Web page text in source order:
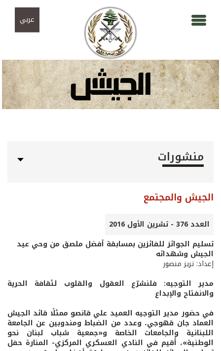
عربي
منشورات
الجيش والمجتمع
العدد 376 - تشرين الأول 2016
تسليم الجوائز للفائزين بمسابقة أفضل ملصق من وحي عيد
الجيش وشهدائه
إعداد: تريز منصور
مدير التوجيه: فلنشرّع العقول والقلوب لثقافة الحرية
والانفتاح والإبداع
في حضور مدير التوجيه العميد علي قانصو ممثلًا قائد الجيش
العماد جان قهوجي، وعدد من الضباط ومندوبين عن الجامعة
اللبنانية والجامعات الخاصة و«جمعية شباب لبنان نحو
الوطنية»، أُقيم في النادي العسكري المركزي- المنارة حفل